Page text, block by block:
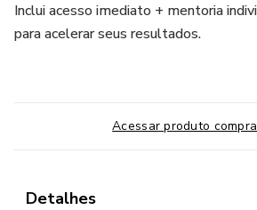
Inclui acesso imediato + mentoria
para acelerar seus resultados.
Acessar produto
Detalhes